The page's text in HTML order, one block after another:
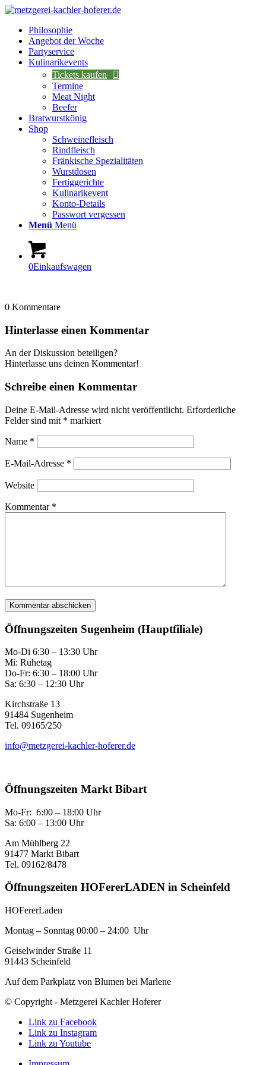
Philosophie
Angebot der Woche
Partyservice
Kulinarikevents
Tickets kaufen
Termine
Meat Night
Beefer
Bratwurstkönig
Shop
Schweinefleisch
Rindfleisch
Fränkische Spezialitäten
Wurstdosen
Fertiggerichte
Kulinarikevent
Konto-Details
Passwort vergessen
Menü Menü
0Einkaufswagen
0 Kommentare
Hinterlasse einen Kommentar
An der Diskussion beteiligen?
Hinterlasse uns deinen Kommentar!
Schreibe einen Kommentar
Deine E-Mail-Adresse wird nicht veröffentlicht. Erforderliche
Felder sind mit * markiert
Name *
E-Mail-Adresse *
Website
Kommentar *
Öffnungszeiten Sugenheim (Hauptfiliale)
Mo-Di 6:30 – 13:30 Uhr
Mi: Ruhetag
Do-Fr: 6:30 – 18:00 Uhr
Sa: 6:30 – 12:30 Uhr
Kirchstraße 13
91484 Sugenheim
Tel. 09165/250
info@metzgerei-kachler-hoferer.de
Öffnungszeiten Markt Bibart
Mo-Fr: 6:00 – 18:00 Uhr
Sa: 6:00 – 13:00 Uhr
Am Mühlberg 22
91477 Markt Bibart
Tel. 09162/8478
Öffnungszeiten HOFererLADEN in Scheinfeld
HOFererLaden
Montag – Sonntag 00:00 – 24:00 Uhr
Geiselwinder Straße 11
91443 Scheinfeld
Auf dem Parkplatz von Blumen bei Marlene
© Copyright - Metzgerei Kachler Hoferer
Link zu Facebook
Link zu Instagram
Link zu Youtube